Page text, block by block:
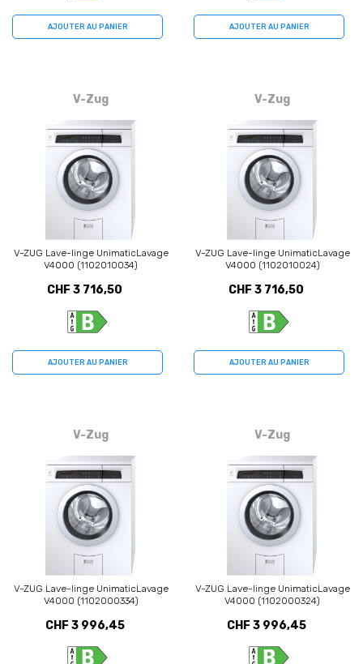
AJOUTER AU PANIER AJOUTER AU PANIER
V-Zug
V-ZUG Lave-linge UnimaticLavage
V4000 (1102010034)
CHF 3 716,50
AJOUTER AU PANIER
V-Zug
V-ZUG Lave-linge UnimaticLavage
V4000 (1102010024)
CHF 3 716,50
AJOUTER AU PANIER
V-Zug
V-ZUG Lave-linge UnimaticLavage
V4000 (1102000334)
CHF 3 996,45
V-Zug
V-ZUG Lave-linge UnimaticLavage
V4000 (1102000324)
CHF 3 996,45